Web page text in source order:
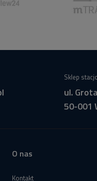
Sklep
ul.
50-001
O nas
Kontakt